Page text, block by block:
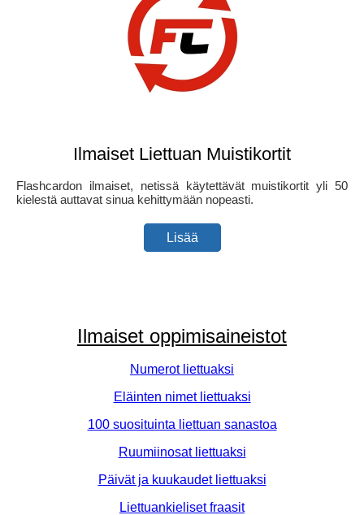
Ilmaiset Liettuan Muistikortit
Flashcardon ilmaiset, netissä käytettävät muistikortit yli 50
kielestä auttavat sinua kehittymään nopeasti.
Lisää
Ilmaiset oppimisaineistot
Numerot liettuaksi
Eläinten nimet liettuaksi
100 suosituinta liettuan sanastoa
Ruumiinosat liettuaksi
Päivät ja kuukaudet liettuaksi
Liettuankieliset fraasit